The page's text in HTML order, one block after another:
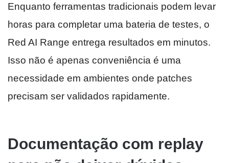
Enquanto ferramentas tradicionais podem levar
horas para completar uma bateria de testes, o
Red AI Range entrega resultados em minutos.
Isso não é apenas conveniência é uma
necessidade em ambientes onde patches
precisam ser validados rapidamente.
Documentação com replay